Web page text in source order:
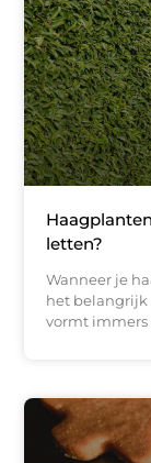
letten?
Wanneer je
het belangrijk
vormt